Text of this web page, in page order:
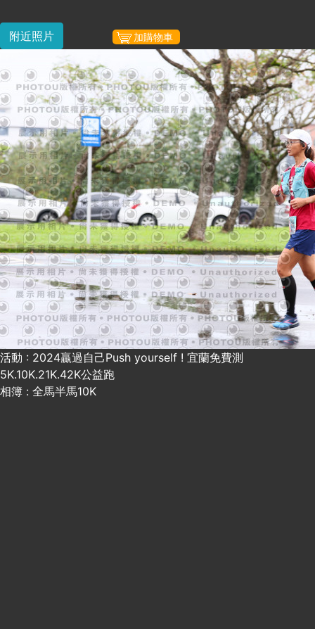
附近照片 加購物車
活動 : 2024贏過自己Push yourself ! 宜蘭免費測
5K.10K.21K.42K公益跑
相簿 : 全馬半馬10K